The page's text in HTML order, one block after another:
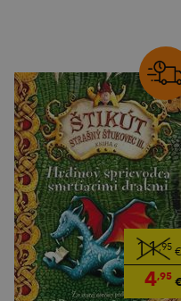
11,95€
4,95€